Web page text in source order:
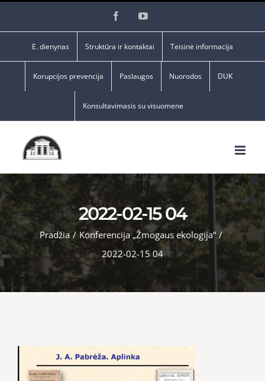
FacebookYouTube
E. dienynas Struktūra ir kontaktai Teisinė informacija
Korupcijos prevencija Paslaugos Nuorodos DUK
Konsultavimasis su visuomene
2022-02-15 04
Pradžia / Konferencija „Žmogaus ekologija“ /
2022-02-15 04